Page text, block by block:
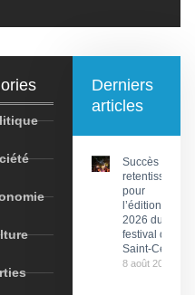
Derniers
articles
Succès
retentissant
pour
l’édition
2026 du
festival de
Saint-Céré
8 août 2026